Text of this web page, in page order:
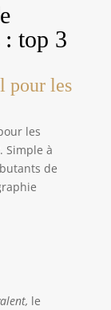
: top 3
pour les
les
. Simple à
de
le